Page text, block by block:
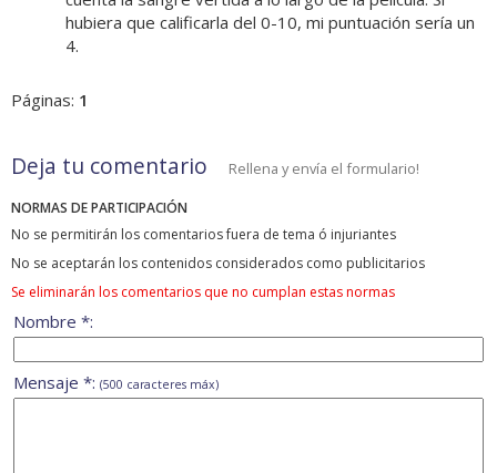
hubiera que calificarla del 0-10, mi puntuación sería un
4.
Páginas: 1
Deja tu comentario Rellena y envía el formulario!
NORMAS DE PARTICIPACIÓN
No se permitirán los comentarios fuera de tema ó injuriantes
No se aceptarán los contenidos considerados como publicitarios
Se eliminarán los comentarios que no cumplan estas normas
Nombre *:
Mensaje *: (500 caracteres máx)